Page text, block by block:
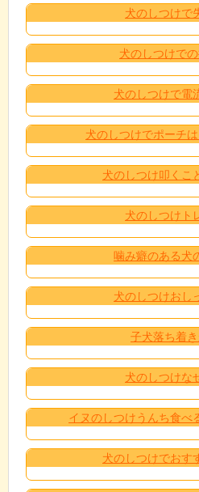
犬のしつけで
犬のしつけで
犬のしつけで電
犬のしつけでポーチ
犬のしつけ叩くこ
犬のしつけト
噛み癖のある犬
犬のしつけおし
子犬落ち着
犬のしつけな
イヌのしつけうんち食べ
犬のしつけでおす